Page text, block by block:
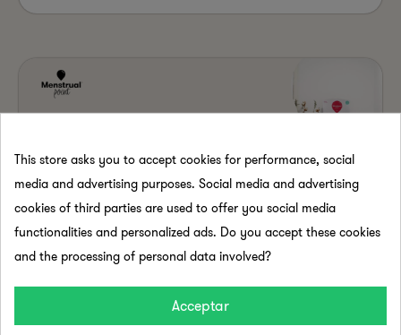
Consigue un espacio de trabajo más
saludable e impulsar el bienestar laboral en
This store asks you to accept cookies for performance, social
media and advertising purposes. Social media and advertising
cookies of third parties are used to offer you social media
functionalities and personalized ads. Do you accept these cookies
and the processing of personal data involved?
Acceptar